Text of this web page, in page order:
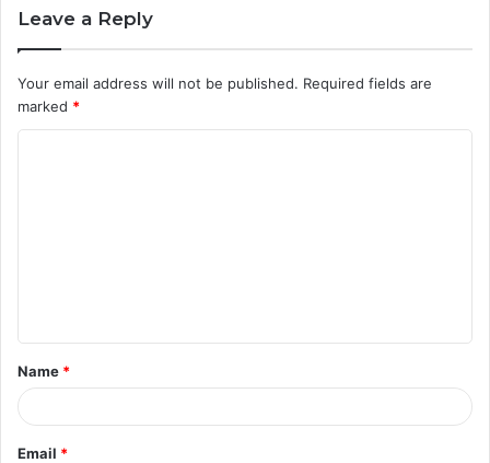
Leave a Reply
Your email address will not be published. Required fields are
marked *
t
*
Name *
Email *